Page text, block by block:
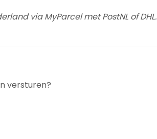
via MyParcel met PostNL of DHL.
versturen?